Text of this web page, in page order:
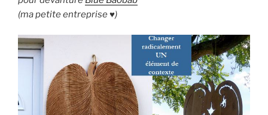
(ma petite entreprise ♥)